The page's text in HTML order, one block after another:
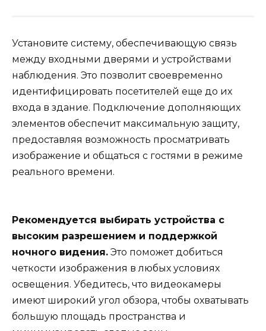
Установите систему, обеспечивающую связь
между входными дверями и устройствами
наблюдения. Это позволит своевременно
идентифицировать посетителей еще до их
входа в здание. Подключение дополняющих
элементов обеспечит максимальную защиту,
предоставляя возможность просматривать
изображение и общаться с гостями в режиме
реального времени.
Рекомендуется выбирать устройства с
высоким разрешением и поддержкой
ночного видения. Это поможет добиться
четкости изображения в любых условиях
освещения. Убедитесь, что видеокамеры
имеют широкий угол обзора, чтобы охватывать
большую площадь пространства и